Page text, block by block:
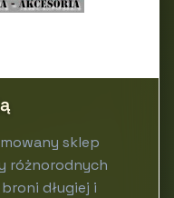
sklep
różnorodnych
długiej i